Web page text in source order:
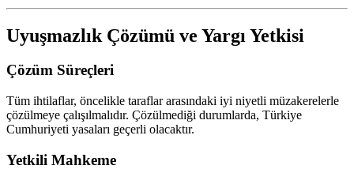
Uyuşmazlık Çözümü ve Yargı Yetkisi
Çözüm Süreçleri
Tüm ihtilaflar, öncelikle taraflar arasındaki iyi niyetli müzakerelerle
çözülmeye çalışılmalıdır. Çözülmediği durumlarda, Türkiye
Cumhuriyeti yasaları geçerli olacaktır.
Yetkili Mahkeme